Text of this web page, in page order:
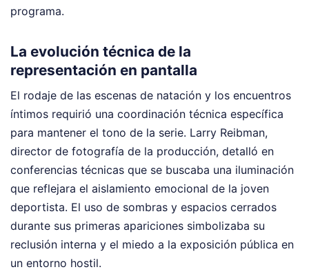
programa.
La evolución técnica de la
representación en pantalla
El rodaje de las escenas de natación y los encuentros
íntimos requirió una coordinación técnica específica
para mantener el tono de la serie. Larry Reibman,
director de fotografía de la producción, detalló en
conferencias técnicas que se buscaba una iluminación
que reflejara el aislamiento emocional de la joven
deportista. El uso de sombras y espacios cerrados
durante sus primeras apariciones simbolizaba su
reclusión interna y el miedo a la exposición pública en
un entorno hostil.